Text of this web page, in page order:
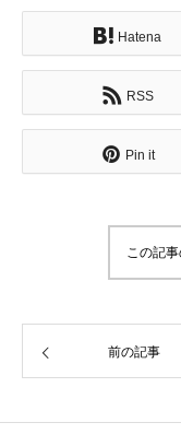
Hatena
RSS
Pin it
この記
前の記事